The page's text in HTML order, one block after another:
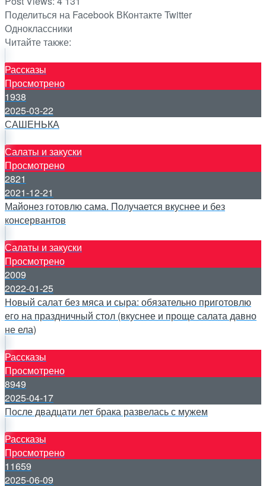
Поделиться на Facebook ВКонтактеTwitter
Одноклассники
Читайте также:
Рассказы
Просмотрено
1938
2025-03-22
САШЕНЬКА
Салаты и закуски
Просмотрено
2821
2021-12-21
Майонез готовлю сама. Получается вкуснее и без
консервантов
Салаты и закуски
Просмотрено
2009
2022-01-25
Новый салат без мяса и сыра: обязательно приготовлю
его на праздничный стол (вкуснее и проще салата давно
не ела)
Рассказы
Просмотрено
8949
2025-04-17
После двадцати лет брака развелась с мужем
Рассказы
Просмотрено
11659
2025-06-09